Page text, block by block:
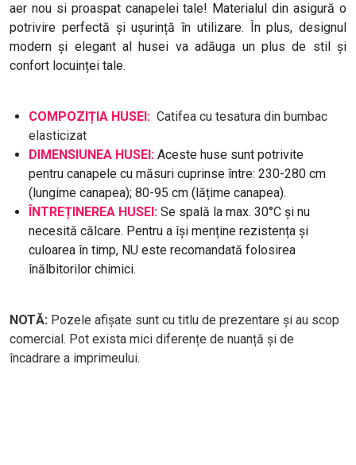
aer nou si proaspat canapelei tale! Materialul din asigură o
potrivire perfectă și ușurință în utilizare. În plus, designul
modern și elegant al husei va adăuga un plus de stil și
confort locuinței tale.
COMPOZIȚIA HUSEI: Catifea cu tesatura din bumbac
elasticizat
DIMENSIUNEA HUSEI: Aceste huse sunt potrivite
pentru canapele cu măsuri cuprinse între: 230-280 cm
(lungime canapea); 80-95 cm (lățime canapea).
ÎNTREȚINEREA HUSEI: Se spală la max. 30°C și nu
necesită călcare. Pentru a își menține rezistența și
culoarea în timp, NU este recomandată folosirea
înălbitorilor chimici.
NOTĂ: Pozele afișate sunt cu titlu de prezentare și au scop
comercial. Pot exista mici diferențe de nuanță și de
încadrare a imprimeului.